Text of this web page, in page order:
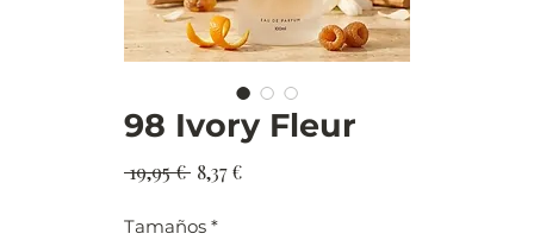
98 Ivory Fleur
19,95 € Precio
8,37 €Precio
Tamaños *